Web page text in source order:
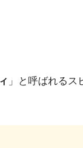
」と呼ばれるス